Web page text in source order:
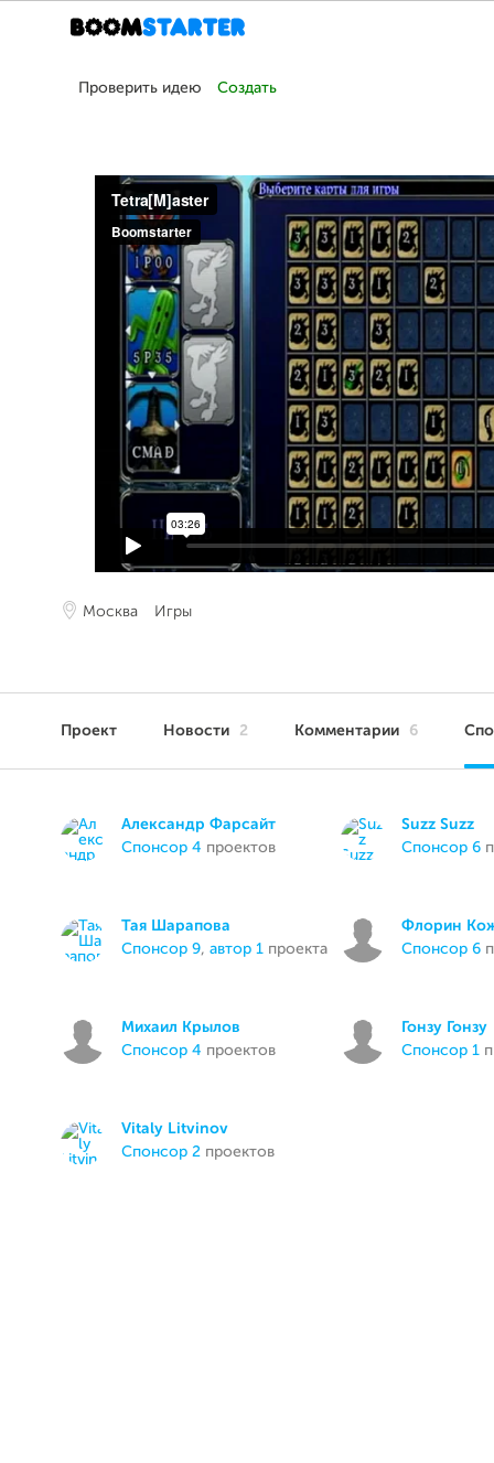
Проверить идею Создать
Москва Игры
Проект Новости 2 Комментарии 6
Александр Фарсайт
спонсор 4 проектов
Suzz Suzz
спонсор 6
Тая Шарапова
спонсор 9, автор 1 проекта
Флорин
спонсор 6
Михаил Крылов
спонсор 4 проектов
Гонзу Гонзу
спонсор 1
Vitaly Litvinov
спонсор 2 проектов